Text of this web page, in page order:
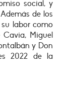
social, y
de los
labor como
Miguel
y Don
2022 de la